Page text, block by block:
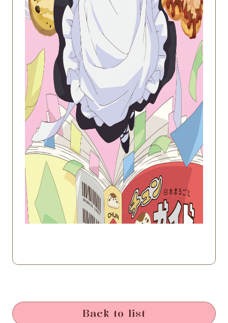
Back to list